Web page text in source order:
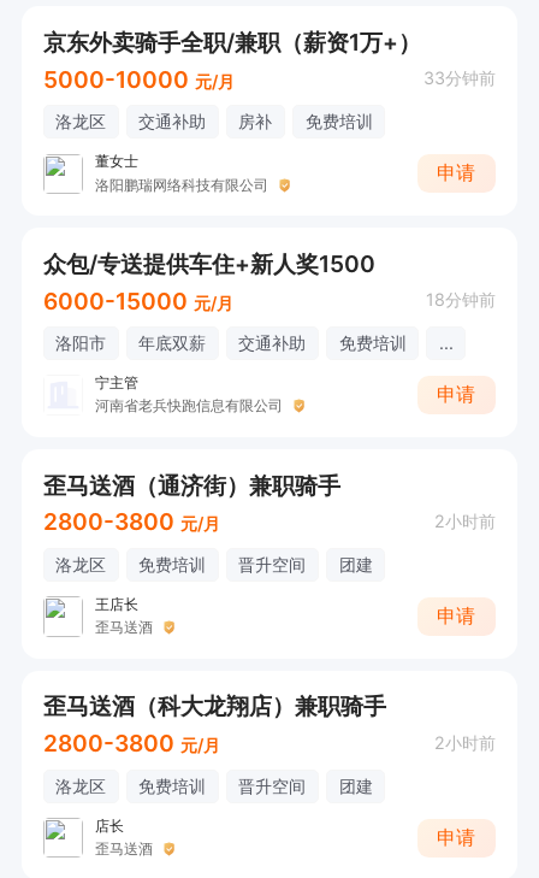
京东外卖骑手全职/兼职（薪资1万+）
5000-10000 元/月 33分钟前
洛龙区 交通补助 房补 免费培训
董女士
洛阳鹏瑞网络科技有限公司
申请
众包/专送提供车住+新人奖1500
6000-15000 元/月 18分钟前
洛阳市 年底双薪 交通补助 免费培训 ...
宁主管
河南省老兵快跑信息有限公司
申请
歪马送酒（通济街）兼职骑手
2800-3800 元/月 2小时前
洛龙区 免费培训 晋升空间 团建
王店长
歪马送酒
申请
歪马送酒（科大龙翔店）兼职骑手
2800-3800 元/月 2小时前
洛龙区 免费培训 晋升空间 团建
店长
歪马送酒
申请